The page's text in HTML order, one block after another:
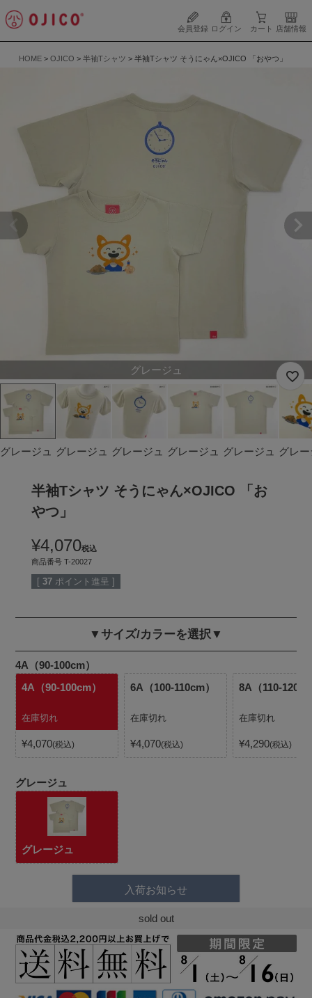
会員登録 ログイン カート 店舗情報
HOME OJICO 半袖Tシャツ 半袖Tシャツ そうにゃん×OJICO 「おやつ」
グレージュ
グレージュ グレージュ グレージュ グレージュ グレージュ グレ
半袖Tシャツ そうにゃん×OJICO 「お
やつ」
¥4,070税込
商品番号 T-20027
[ 37 ポイント進呈 ]
▼サイズ/カラーを選択▼
4A（90-100cm）
4A（90-100cm）
在庫切れ
¥4,070 税込
6A（100-110cm）
在庫切れ
¥4,070 税込
8A（110-
在庫切れ
¥4,290 税込
グレージュ
グレージュ
入荷お知らせ
sold out